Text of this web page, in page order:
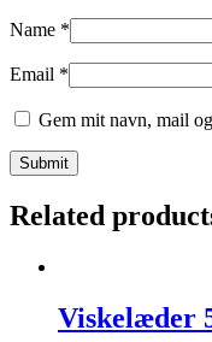
Name *
Email *
Gem mit navn, mail
Related
Viskelæder